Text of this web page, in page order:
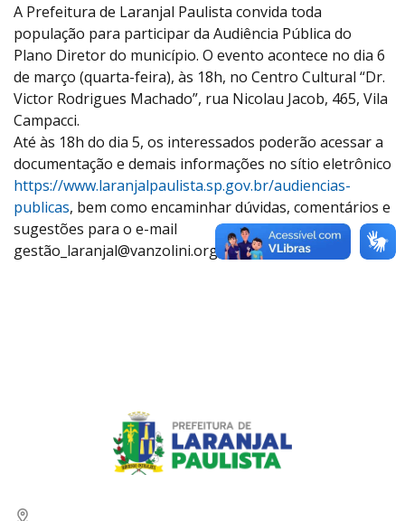
A Prefeitura de Laranjal Paulista convida toda
população para participar da Audiência Pública do
Plano Diretor do município. O evento acontece no dia 6
de março (quarta-feira), às 18h, no Centro Cultural “Dr.
Victor Rodrigues Machado”, rua Nicolau Jacob, 465, Vila
Campacci.
Até às 18h do dia 5, os interessados poderão acessar a
documentação e demais informações no sítio eletrônico
https://www.laranjalpaulista.sp.gov.br/audiencias-
publicas, bem como encaminhar dúvidas, comentários e
sugestões para o e-mail
gestão_laranjal@vanzolini.org.br.